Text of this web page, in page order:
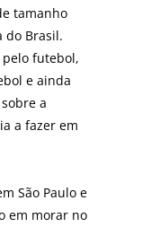
tamanho
do Brasil.
futebol,
e ainda
a
a fazer em
São Paulo e
em morar no